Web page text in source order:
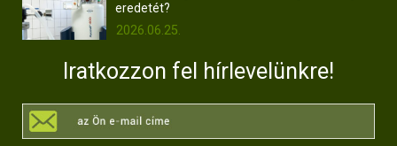
eredetét?
2026.06.25.
Iratkozzon fel hírlevelünkre!